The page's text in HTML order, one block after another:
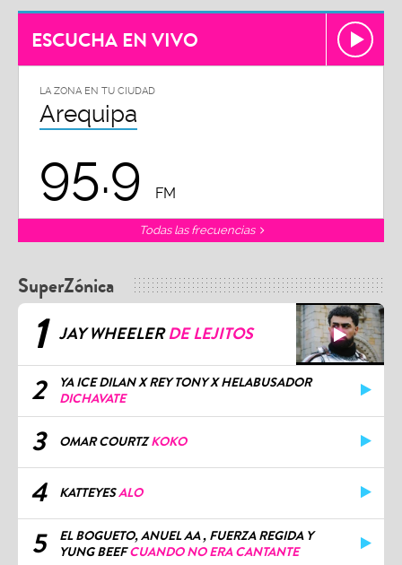
ESCUCHA EN VIVO
LA ZONA EN TU CIUDAD
Arequipa
95.9 FM
Todas las frecuencias
SuperZónica
1 JAY WHEELERDE LEJITOS
2
YA ICE DILAN X REY TONY X HELABUSADOR
DICHAVATE
3 OMAR COURTZKOKO
4 KATTEYESALO
5
EL BOGUETO, ANUEL AA , FUERZA REGIDA Y
YUNG BEEFCUANDO NO ERA CANTANTE